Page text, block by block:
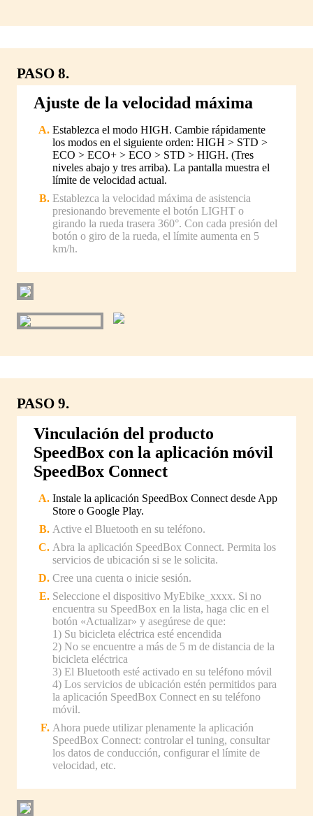
PASO 8.
Ajuste de la velocidad máxima
Establezca el modo HIGH. Cambie rápidamente
los modos en el siguiente orden: HIGH > STD >
ECO > ECO+ > ECO > STD > HIGH. (Tres
niveles abajo y tres arriba). La pantalla muestra el
límite de velocidad actual.
Establezca la velocidad máxima de asistencia
presionando brevemente el botón LIGHT o
girando la rueda trasera 360°. Con cada presión del
botón o giro de la rueda, el límite aumenta en 5
km/h.
PASO 9.
Vinculación del producto
SpeedBox con la aplicación móvil
SpeedBox Connect
Instale la aplicación SpeedBox Connect desde App
Store o Google Play.
Active el Bluetooth en su teléfono.
Abra la aplicación SpeedBox Connect. Permita los
servicios de ubicación si se le solicita.
Cree una cuenta o inicie sesión.
Seleccione el dispositivo MyEbike_xxxx. Si no
encuentra su SpeedBox en la lista, haga clic en el
botón «Actualizar» y asegúrese de que:
1) Su bicicleta eléctrica esté encendida
2) No se encuentre a más de 5 m de distancia de la
bicicleta eléctrica
3) El Bluetooth esté activado en su teléfono móvil
4) Los servicios de ubicación estén permitidos para
la aplicación SpeedBox Connect en su teléfono
móvil.
Ahora puede utilizar plenamente la aplicación
SpeedBox Connect: controlar el tuning, consultar
los datos de conducción, configurar el límite de
velocidad, etc.